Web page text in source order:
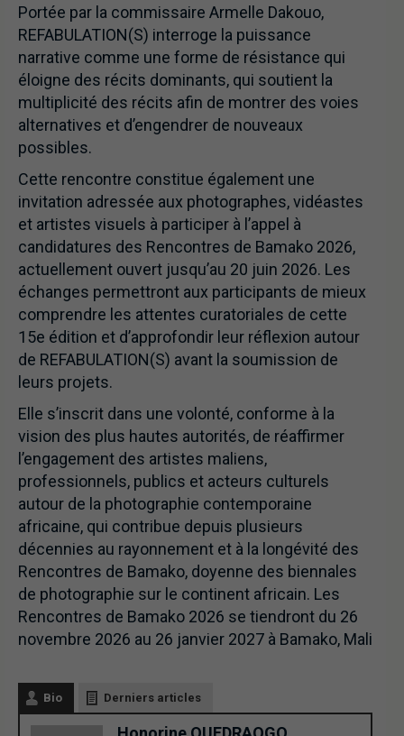
Portée par la commissaire Armelle Dakouo,
REFABULATION(S) interroge la puissance
narrative comme une forme de résistance qui
éloigne des récits dominants, qui soutient la
multiplicité des récits afin de montrer des voies
alternatives et d’engendrer de nouveaux
possibles.
Cette rencontre constitue également une
invitation adressée aux photographes, vidéastes
et artistes visuels à participer à l’appel à
candidatures des Rencontres de Bamako 2026,
actuellement ouvert jusqu’au 20 juin 2026. Les
échanges permettront aux participants de mieux
comprendre les attentes curatoriales de cette
15e édition et d’approfondir leur réflexion autour
de REFABULATION(S) avant la soumission de
leurs projets.
Elle s’inscrit dans une volonté, conforme à la
vision des plus hautes autorités, de réaffirmer
l’engagement des artistes maliens,
professionnels, publics et acteurs culturels
autour de la photographie contemporaine
africaine, qui contribue depuis plusieurs
décennies au rayonnement et à la longévité des
Rencontres de Bamako, doyenne des biennales
de photographie sur le continent africain. Les
Rencontres de Bamako 2026 se tiendront du 26
novembre 2026 au 26 janvier 2027 à Bamako, Mali
Bio Derniers articles